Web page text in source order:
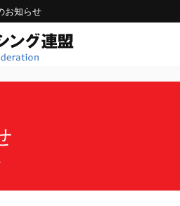
お知らせ